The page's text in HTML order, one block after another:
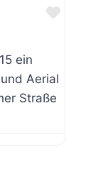
Favorit
ein
Aerial
Straße